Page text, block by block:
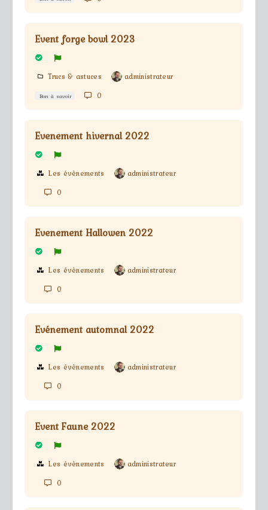
Event forge bowl 2023
Trucs & astuces administrateur
Bon à savoir 0
Evenement hivernal 2022
Les évènements
administrateur
0
Evenement Hallowen 2022
Les évènements
administrateur
0
Evénement automnal 2022
Les évènements
administrateur
0
Event Faune 2022
Les évènements
administrateur
0